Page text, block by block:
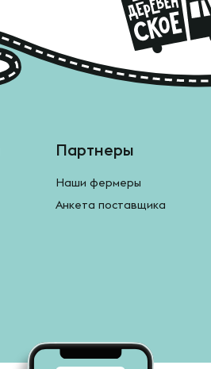
Партнеры
Наши фермеры
Анкета поставщика